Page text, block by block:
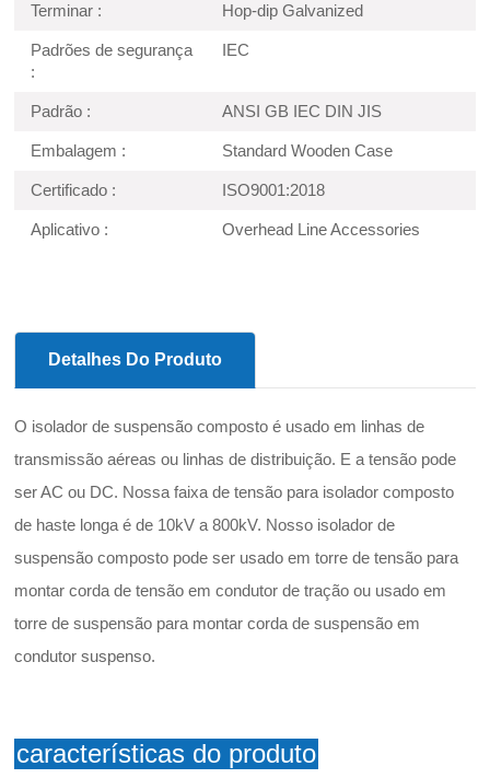
Terminar : Hop-dip Galvanized
Padrões de segurança
:
IEC
Padrão : ANSI GB IEC DIN JIS
Embalagem : Standard Wooden Case
Certificado : ISO9001:2018
Aplicativo : Overhead Line Accessories
Detalhes Do Produto
O isolador de suspensão composto é usado em linhas de
transmissão aéreas ou linhas de distribuição. E a tensão pode
ser AC ou DC. Nossa faixa de tensão para isolador composto
de haste longa é de 10kV a 800kV. Nosso isolador de
suspensão composto pode ser usado em torre de tensão para
montar corda de tensão em condutor de tração ou usado em
torre de suspensão para montar corda de suspensão em
condutor suspenso.
características do produto